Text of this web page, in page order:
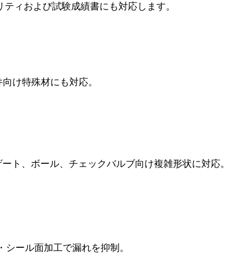
ィおよび試験成績書にも対応します。
け特殊材にも対応。
ト、ボール、チェックバルブ向け複雑形状に対応。
ール面加工で漏れを抑制。